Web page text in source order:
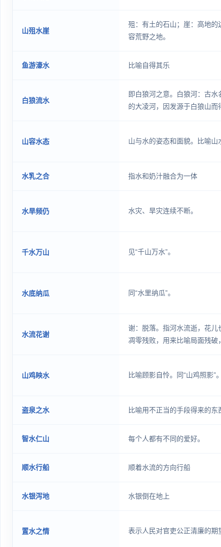
山殂水崖
殂：有土的石山；崖：高地的
容荒野之地。
鱼游濠水 比喻自得其乐
白狼流水
即白狼河之意。白狼河：古
的大凌河，因发源于白狼山而
山容水态 山与水的姿态和面貌。比喻山
水乳之合 指水和奶汁融合为一体
水旱频仍 水灾、旱灾连续不断。
千水万山 见“千山万水”。
水底纳瓜 同“水里纳瓜”。
水流花谢
谢：脱落。指河水流逝，花儿
凋零残败，用来比喻局面残破
山鸡眏水 比喻顾影自怜。同“山鸡照影”
盗泉之水 比喻用不正当的手段得来的东
智水仁山 每个人都有不同的爱好。
顺水行船 顺着水流的方向行船
水银泻地 水银倒在地上
置水之情 表示人民对官吏公正清廉的期